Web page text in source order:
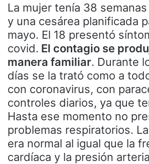
La mujer tenía 38
y una cesárea planificada
mayo. El 18 presentó
covid. El contagio se
manera familiar. Durante
días se la trató como a
con coronavirus, con
controles diarios, ya que
Hasta ese momento no
problemas respiratorios.
era normal al igual que la
cardíaca y la presión